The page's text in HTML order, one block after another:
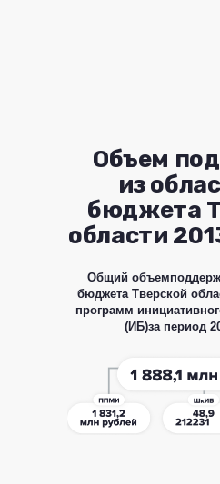
Объем
из
бюджета
области
Общий
бюджета Тверской
программ
(ИБ)за период